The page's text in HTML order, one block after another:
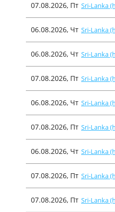
07.08.2026, Пт Sri-Lanka
06.08.2026, Чт Sri-Lanka
06.08.2026, Чт Sri-Lanka
07.08.2026, Пт Sri-Lanka
06.08.2026, Чт Sri-Lanka
07.08.2026, Пт Sri-Lanka
06.08.2026, Чт Sri-Lanka
07.08.2026, Пт Sri-Lanka
07.08.2026, Пт Sri-Lanka